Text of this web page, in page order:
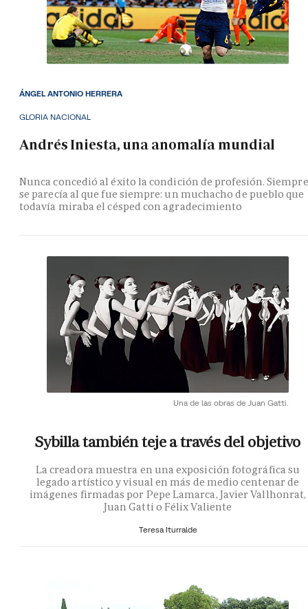
GLORIA NACIONAL
Andrés Iniesta, una anomalía mundial
Nunca concedió al éxito la condición de profesión. Siempre
se parecía al que fue siempre: un muchacho de pueblo que
todavía miraba el césped con agradecimiento
ÁNGEL ANTONIO HERRERA
Una de las obras de Juan Gatti.
Sybilla también teje a través del objetivo
La creadora muestra en una exposición fotográfica su
legado artístico y visual en más de medio centenar de
imágenes firmadas por Pepe Lamarca, Javier Vallhonrat,
Juan Gatti o Félix Valiente
Teresa Iturralde